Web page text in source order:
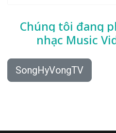
Chúng tôi đang
nhạc Music
SongHyVongTV